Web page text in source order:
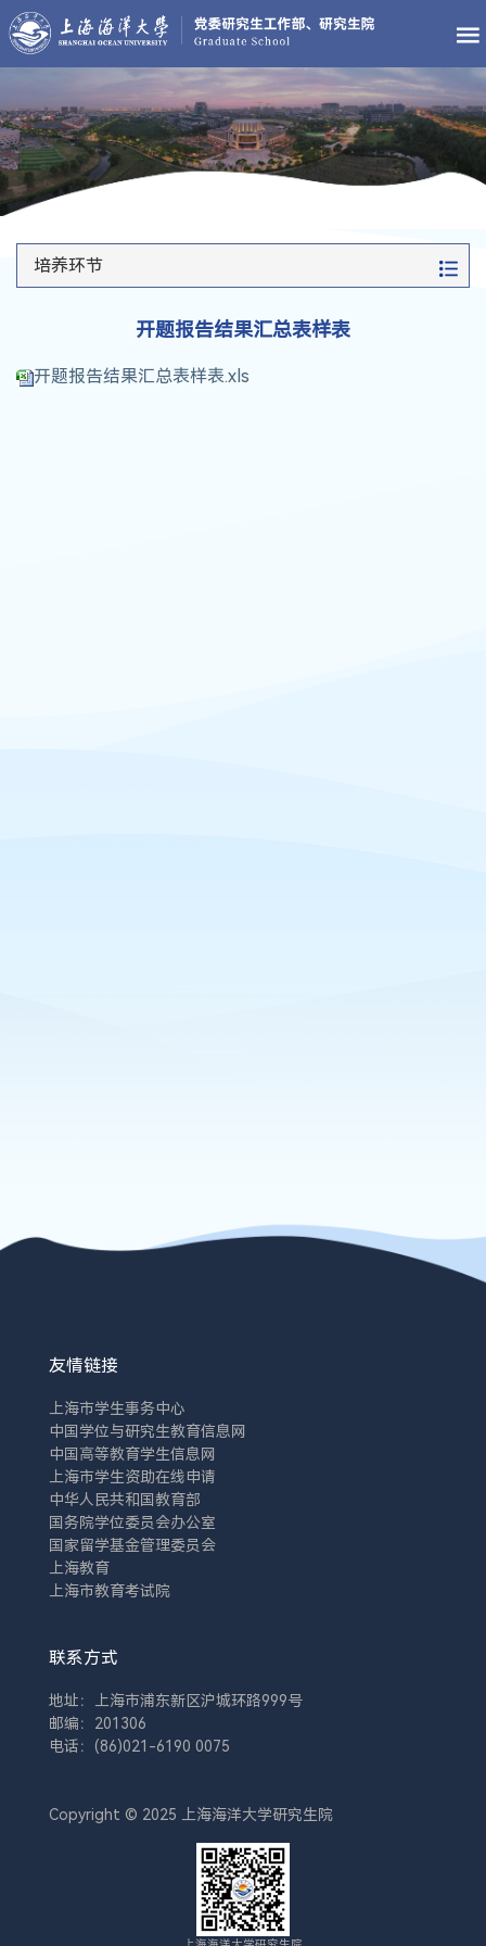
培养环节
开题报告结果汇总表样表
开题报告结果汇总表样表.xls
友情链接
上海市学生事务中心
中国学位与研究生教育信息网
中国高等教育学生信息网
上海市学生资助在线申请
中华人民共和国教育部
国务院学位委员会办公室
国家留学基金管理委员会
上海教育
上海市教育考试院
联系方式
地址：上海市浦东新区沪城环路999号
邮编：201306
电话：(86)021-6190 0075
Copyright © 2025 上海海洋大学研究生院